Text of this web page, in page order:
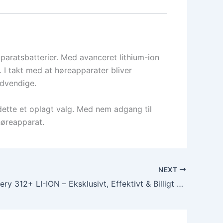
Med avanceret lithium-ion
takt med at høreapparater bliver
et oplagt valg. Med nem adgang til
NEXT
Oticon Battery 312+ LI-ION – Eksklusivt, Effektivt & Billigt køb